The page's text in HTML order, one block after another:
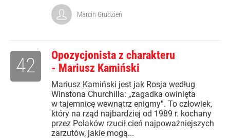
Marcin Grudzień
Opozycjonista z charakteru
- Mariusz Kamiński
Mariusz Kamiński jest jak Rosja według
Winstona Churchilla: „zagadka owinięta
w tajemnicę wewnątrz enigmy”. To człowiek,
który na rząd najbardziej od 1989 r. kochany
przez Polaków rzucił cień najpoważniejszych
zarzutów, jakie mogą...
42